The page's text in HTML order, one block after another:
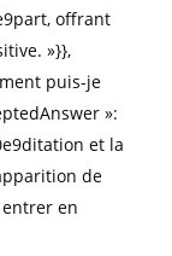
offrant
»}},
puis-je
»:
et la
de
en